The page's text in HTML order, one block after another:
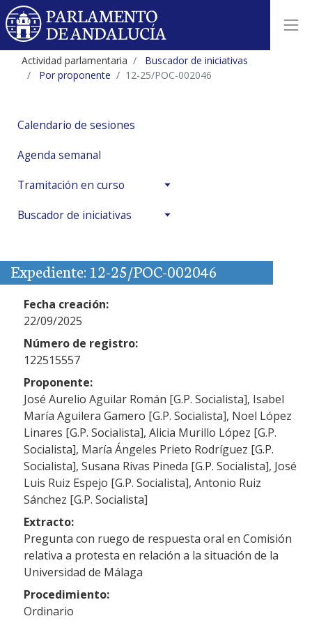
Actividad parlamentaria
Buscador de iniciativas
Por proponente
12-25/POC-002046
Calendario de sesiones
Agenda semanal
Tramitación en curso
Buscador de iniciativas
Expediente: 12-25/POC-002046
Fecha creación:
22/09/2025
Número de registro:
122515557
Proponente:
José Aurelio Aguilar Román [G.P. Socialista], Isabel
María Aguilera Gamero [G.P. Socialista], Noel López
Linares [G.P. Socialista], Alicia Murillo López [G.P.
Socialista], María Ángeles Prieto Rodríguez [G.P.
Socialista], Susana Rivas Pineda [G.P. Socialista], José
Luis Ruiz Espejo [G.P. Socialista], Antonio Ruiz
Sánchez [G.P. Socialista]
Extracto:
Pregunta con ruego de respuesta oral en Comisión
relativa a protesta en relación a la situación de la
Universidad de Málaga
Procedimiento:
Ordinario